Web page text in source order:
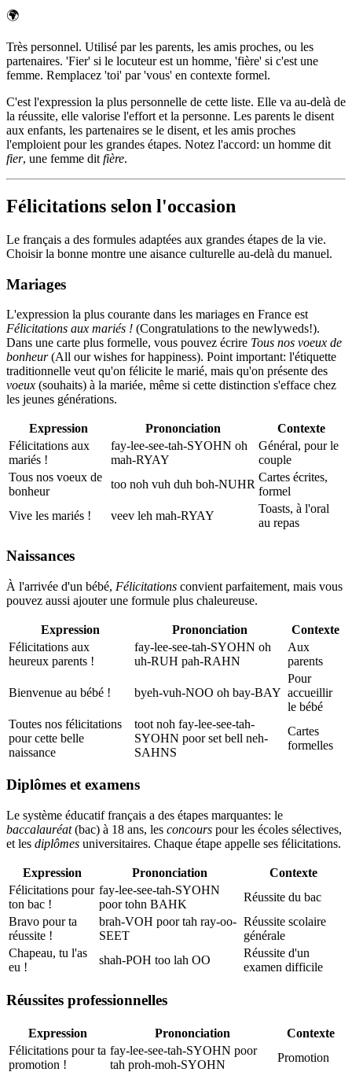
🌍
Très personnel. Utilisé par les parents, les amis proches, ou les
partenaires. 'Fier' si le locuteur est un homme, 'fière' si c'est une
femme. Remplacez 'toi' par 'vous' en contexte formel.
C'est l'expression la plus personnelle de cette liste. Elle va au-delà de
la réussite, elle valorise l'effort et la personne. Les parents le disent
aux enfants, les partenaires se le disent, et les amis proches
l'emploient pour les grandes étapes. Notez l'accord: un homme dit
fier, une femme dit fière.
Félicitations selon l'occasion
Le français a des formules adaptées aux grandes étapes de la vie.
Choisir la bonne montre une aisance culturelle au-delà du manuel.
Mariages
L'expression la plus courante dans les mariages en France est
Félicitations aux mariés ! (Congratulations to the newlyweds!).
Dans une carte plus formelle, vous pouvez écrire Tous nos voeux de
bonheur(All our wishes for happiness). Point important: l'étiquette
traditionnelle veut qu'on félicite le marié, mais qu'on présente des
voeux (souhaits) à la mariée, même si cette distinction s'efface chez
les jeunes générations.
Expression Prononciation
Contexte
Félicitations aux
mariés !
fay-lee-see-tah-SYOHN oh
mah-RYAY
Général, pour le
couple
Tous nos voeux de
bonheur
too noh vuh duh boh-NUHR
Cartes écrites,
formel
Vive les mariés !
veev leh mah-RYAY
Toasts, à l'oral
au repas
Naissances
À l'arrivée d'un bébé, Félicitations convient parfaitement, mais vous
pouvez aussi ajouter une formule plus chaleureuse.
Expression Prononciation
Contexte
Félicitations aux
heureux parents !
fay-lee-see-tah-SYOHN oh
uh-RUH pah-RAHN
Aux
parents
Bienvenue au bébé ! byeh-vuh-NOO oh bay-BAY
Pour
accueillir
le bébé
Toutes nos félicitations
pour cette belle
naissance
toot noh fay-lee-see-tah-
SYOHN poor set bell neh-
SAHNS
Cartes
formelles
Diplômes et examens
Le système éducatif français a des étapes marquantes: le
baccalauréat(bac) à 18 ans, les concours pour les écoles sélectives,
et les diplômes universitaires. Chaque étape appelle ses félicitations.
Expression Prononciation
Contexte
Félicitations pour
ton bac !
fay-lee-see-tah-SYOHN
poor tohn BAHK
Réussite du bac
Bravo pour ta
réussite !
brah-VOH poor tah ray-oo-
SEET
Réussite scolaire
générale
Chapeau, tu l'as
eu !
shah-POH too lah OO
Réussite d'un
examen difficile
Réussites professionnelles
Expression Prononciation
Contexte
Félicitations pour ta
promotion !
fay-lee-see-tah-SYOHN poor
tah proh-moh-SYOHN
Promotion